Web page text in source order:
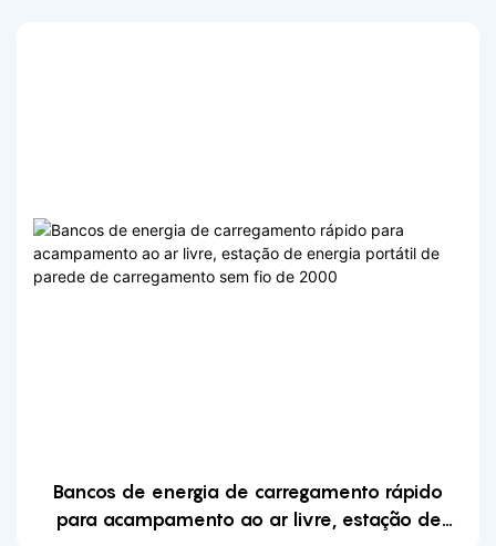
Bancos de energia de carregamento rápido
para acampamento ao ar livre, estação de